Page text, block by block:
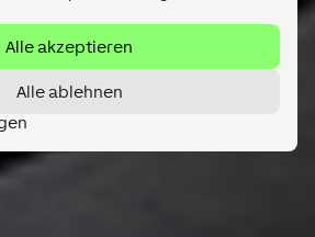
Alle akzeptieren
Alle ablehnen